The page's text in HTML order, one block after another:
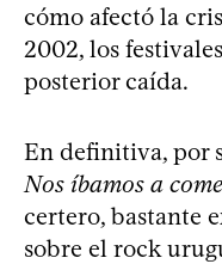
cómo afectó la
2002, los
posterior caída.
En definitiva, por
Nos íbamos a
certero, bastante
sobre el rock